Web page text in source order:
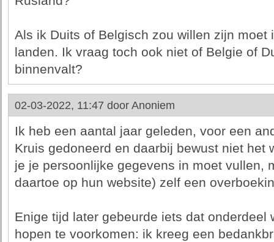
Als ik Duits of Belgisch zou willen zijn moet
landen. Ik vraag toch ook niet of Belgie of
binnenvalt?
02-03-2022, 11:47 door Anoniem
Ik heb een aantal jaar geleden, voor een
Kruis gedoneerd en daarbij bewust niet het
je je persoonlijke gegevens in moet vullen,
daartoe op hun website) zelf een
Enige tijd later gebeurde iets dat onderdeel
hopen te voorkomen: ik kreeg een